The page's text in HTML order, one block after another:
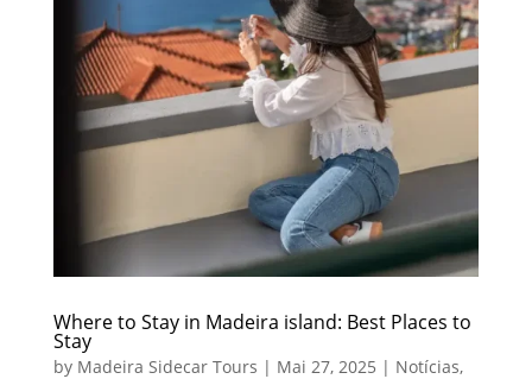
Where to Stay in Madeira island: Best Places to
Stay
by Madeira Sidecar Tours | Mai 27, 2025 | Notícias,